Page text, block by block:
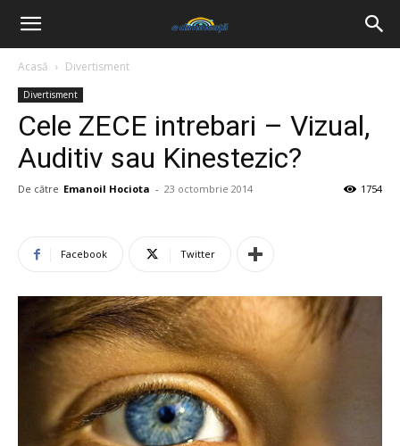
Acasă Divertisment
Divertisment
Cele ZECE intrebari – Vizual,
Auditiv sau Kinestezic?
De către Emanoil Hociota - 23 octombrie 2014 1754
Facebook Twitter